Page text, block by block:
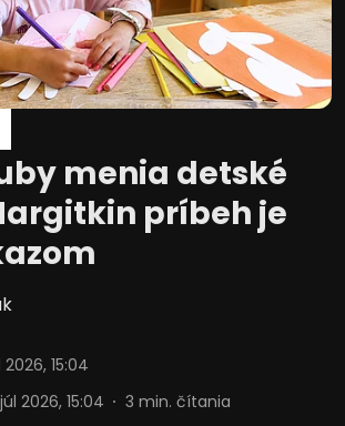
menia detské
príbeh je
15:04
2026, 15:04 3 min. čítania